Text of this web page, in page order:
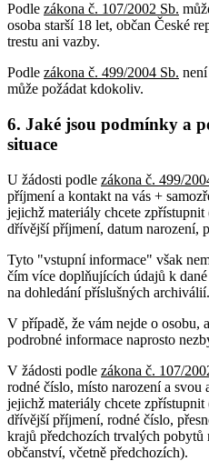
Podle zákona č. 107/2002 Sb.
osoba starší 18 let, občan České
trestu ani vazby.
Podle zákona č. 499/2004 Sb.
může požádat kdokoliv.
6. Jaké jsou podmínky a
situace
U žádosti podle zákona č. 499/
příjmení a kontakt na vás +
jejichž materiály chcete
dřívější příjmení, datum narození,
Tyto "vstupní informace" však
čím více doplňujících údajů k
na dohledání příslušných archiválií.
V případě, že vám nejde o osobu,
podrobné informace naprosto
V žádosti podle zákona č. 107/
rodné číslo, místo narození a
jejichž materiály chcete
dřívější příjmení, rodné číslo,
krajů předchozích trvalých pobytů
občanství, včetně předchozích).